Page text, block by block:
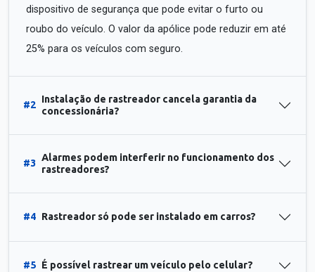
dispositivo de segurança que pode evitar o furto ou
roubo do veículo. O valor da apólice pode reduzir em até
25% para os veículos com seguro.
#2
Instalação de rastreador cancela garantia da
concessionária?
#3
Alarmes podem interferir no funcionamento dos
rastreadores?
#4 Rastreador só pode ser instalado em carros?
#5 É possível rastrear um veículo pelo celular?